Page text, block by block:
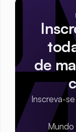
de
Inscreva-